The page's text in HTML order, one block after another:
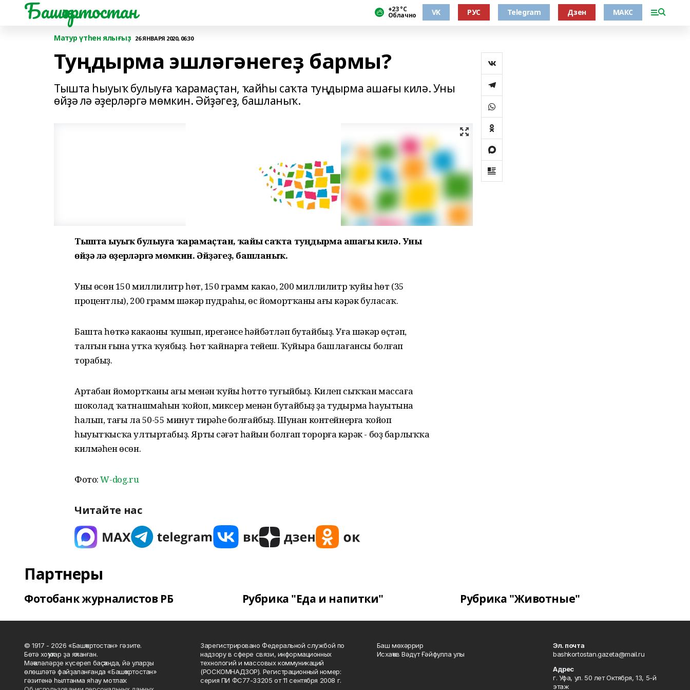
Башҡортостан +23 °С
Облачно VK РУС Telegram Дзен МАКС
Матур үтһен ялығыҙ 26 ЯНВАРЯ 2020, 06:30
Туңдырма эшләгәнегеҙ бармы?
Тышта һыуыҡ булыуға ҡарамаҫтан, ҡайһы саҡта туңдырма ашағы килә. Уны
өйҙә лә әҙерләргә мөмкин. Әйҙәгеҙ, башланыҡ.
Тышта һыуыҡ булыуға ҡарамаҫтан, ҡайһы саҡта туңдырма ашағы килә. Уны
өйҙә лә өҙерләргә мөмкин. Әйҙәгеҙ, башланыҡ.
Уның өсөн 150 миллилитр һөт, 150 грамм какао, 200 миллилитр ҡуйы һөт (35
процентлы), 200 грамм шәкәр пудраһы, өс йомортҡаның ағы кәрәк буласаҡ.
Башта һөткә какаоны ҡушып, ирегәнсе һәйбәтләп бутайбыҙ. Уға шәкәр өҫтәп,
талғын ғына утҡа ҡуябыҙ. Һөт ҡайнарға тейеш. Ҡуйыра башлағансы болғап
торабыҙ.
Артабан йомортҡаның ағы менән ҡуйы һөттө туғыйбыҙ. Килеп сыҡҡан массаға
шоколад ҡатнашмаһын ҡойоп, миксер менән бутайбыҙ ҙа туңдырма һауытына
һалып, тағы ла 50-55 минут тирәһе болғайбыҙ. Шунан контейнерға ҡойоп
һыуытҡысҡа ултыртабыҙ. Ярты сәғәт һайын болғап торорға кәрәк - боҙ барлыҡҡа
килмәһен өсөн.
Фото:W-dog.ru
Читайте нас
Партнеры
Фотобанк журналистов РБ Рубрика "Еда и напитки" Рубрика "Животные"
© 1917 - 2026 «Башҡортостан» гәзите.
Бөтә хоҡуҡтар ҙа яҡланған.
Мәҡәләләрҙе күсереп баҫҡанда, йә уларҙы
өлөшләтә файҙаланғанда «Башҡортостан»
гәзитенә һылтанма яһау мотлаҡ.
Зарегистрировано Федеральной службой по
надзору в сфере связи, информационных
технологий и массовых коммуникаций
(РОСКОМНАДЗОР). Регистрационный номер:
серия ПИ ФС77-33205 от 11 сентября 2008 г.
Баш мөхәррир
Исхаҡов Вәдүт Ғәйфулла улы
Эл. почта
bashkortostan.gazeta@mail.ru
Адрес
г. Уфа, ул. 50 лет Октября, 13, 5-й
этаж